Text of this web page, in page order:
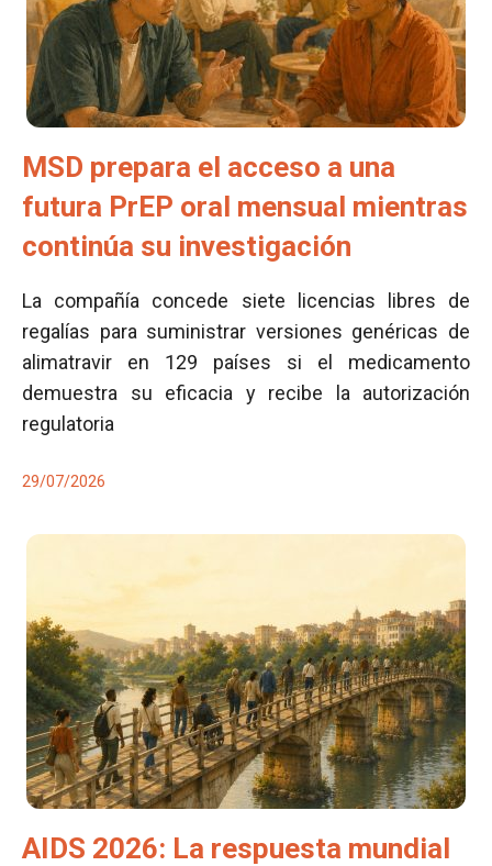
MSD prepara el acceso a una
futura PrEP oral mensual mientras
continúa su investigación
La compañía concede siete licencias libres de
regalías para suministrar versiones genéricas de
alimatravir en 129 países si el medicamento
demuestra su eficacia y recibe la autorización
regulatoria
29/07/2026
AIDS 2026: La respuesta mundial